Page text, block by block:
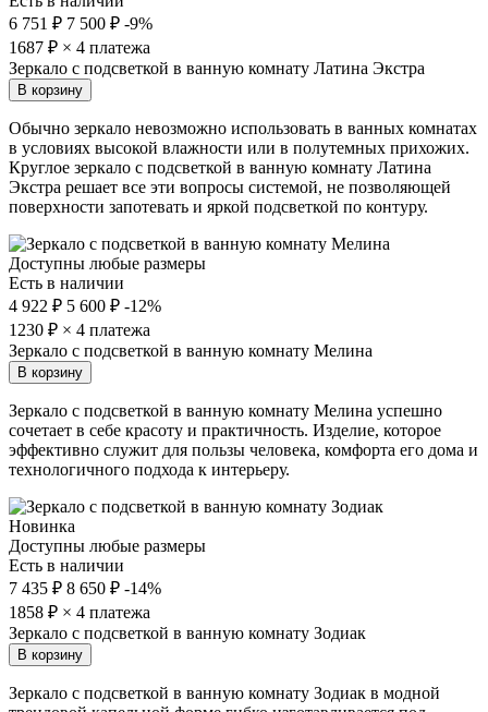
6 751 ₽ 7 500 ₽ -9%
1687 ₽ × 4 платежа
Зеркало с подсветкой в ванную комнату Латина Экстра
В корзину
Обычно зеркало невозможно использовать в ванных комнатах
в условиях высокой влажности или в полутемных прихожих.
Круглое зеркало с подсветкой в ванную комнату Латина
Экстра решает все эти вопросы системой, не позволяющей
поверхности запотевать и яркой подсветкой по контуру.
Доступны любые размеры
Есть в наличии
4 922 ₽ 5 600 ₽ -12%
1230 ₽ × 4 платежа
Зеркало с подсветкой в ванную комнату Мелина
В корзину
Зеркало с подсветкой в ванную комнату Мелина успешно
сочетает в себе красоту и практичность. Изделие, которое
эффективно служит для пользы человека, комфорта его дома и
технологичного подхода к интерьеру.
Новинка
Доступны любые размеры
Есть в наличии
7 435 ₽ 8 650 ₽ -14%
1858 ₽ × 4 платежа
Зеркало с подсветкой в ванную комнату Зодиак
В корзину
Зеркало с подсветкой в ванную комнату Зодиак в модной